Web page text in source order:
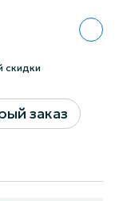
скидки
заказ